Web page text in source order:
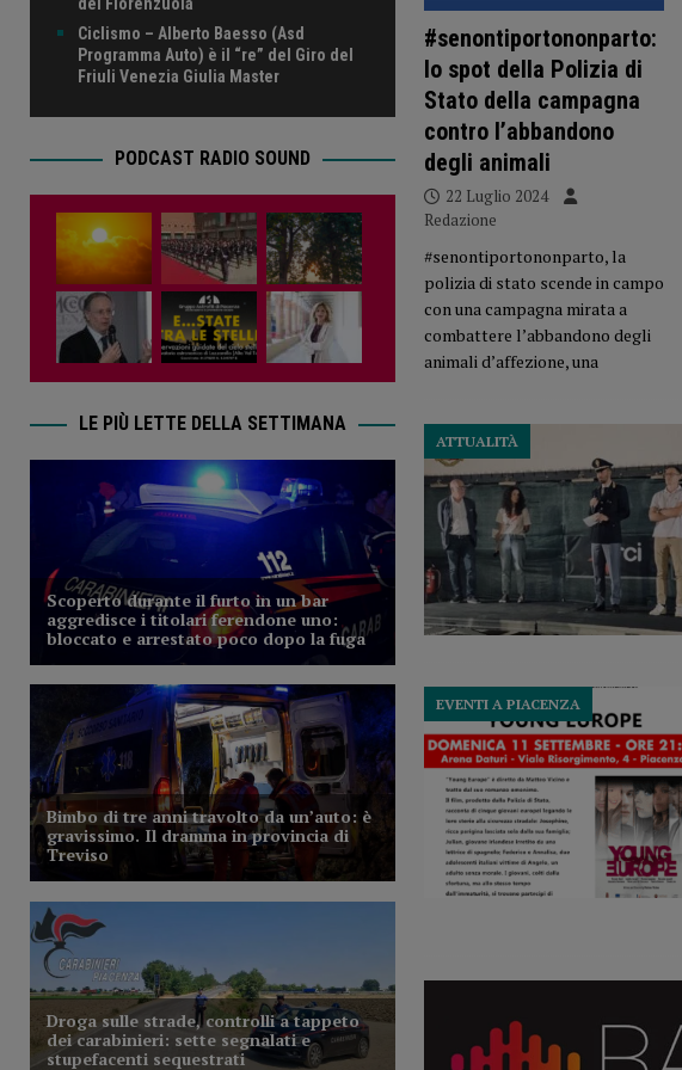
#senontiportononparto:
lo spot della Polizia di
Stato della campagna
contro l’abbandono
degli animali
22 Luglio 2024
Redazione
#senontiportononparto, la
polizia di stato scende in campo
con una campagna mirata a
combattere l’abbandono degli
animali d’affezione, una
ATTUALITÀ
EVENTI A PIACENZA
Ciclismo – Alberto Baesso (Asd
Programma Auto) è il “re” del Giro del
Friuli Venezia Giulia Master
PODCAST RADIO SOUND
LE PIÙ LETTE DELLA SETTIMANA